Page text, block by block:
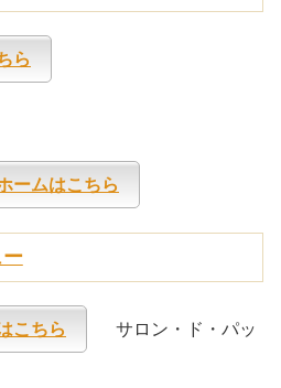
ら
ームはこちら
こちら
サロン・ド・パッ